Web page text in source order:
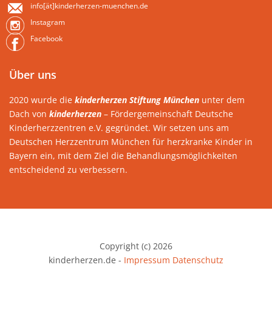
info[ät]kinderherzen-muenchen.de
Instagram
Facebook
Über uns
2020 wurde die kinderherzen Stiftung München unter dem
Dach von kinderherzen – Fördergemeinschaft Deutsche
Kinderherzzentren e.V. gegründet. Wir setzen uns am
Deutschen Herzzentrum München für herzkranke Kinder in
Bayern ein, mit dem Ziel die Behandlungsmöglichkeiten
entscheidend zu verbessern.
Copyright (c) 2026
kinderherzen.de - Impressum Datenschutz